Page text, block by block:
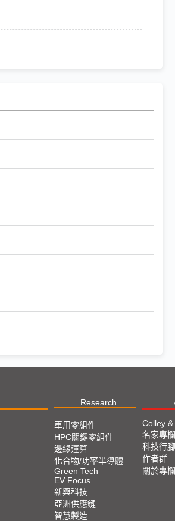
Research
車用零組件
HPC關鍵零組件
邊緣運算
化合物/功率半導體
Green Tech
EV Focus
新興科技
亞洲供應鏈
智慧製造
Colley
名家專欄
科技行腳
作者群
關於專欄